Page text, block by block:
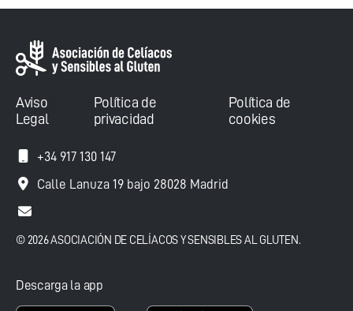
Aviso
Legal
Política de
privacidad
Política de
cookies
+34 917 130 147
Calle Lanuza 19 bajo 28028 Madrid
© 2026 ASOCIACIÓN DE CELÍACOS Y SENSIBLES AL GLUTEN.
Descarga la app